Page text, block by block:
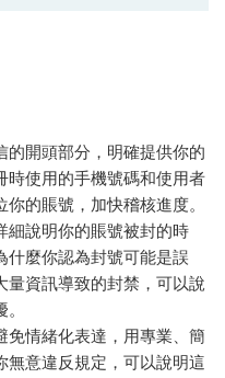
的開頭部分，明確提供你的
時使用的手機號碼和使用者
的賬號，加快稽核進度。
細說明你的賬號被封的時
什麼你認為封號可能是誤
量資訊導致的封禁，可以說
免情緒化表達，用專業、簡
無意違反規定，可以說明這